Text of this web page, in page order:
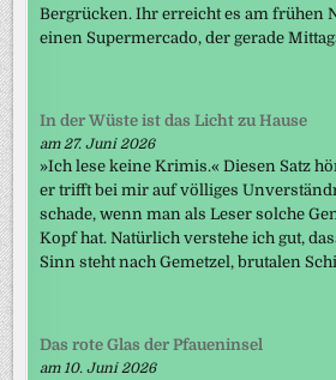
Bergrücken. Ihr erreicht es am frühen
einen Supermercado, der gerade
In der Wüste ist das Licht zu Hause
am 27. Juni 2026
»Ich lese keine Krimis.« Diesen Satz
er trifft bei mir auf völliges
schade, wenn man als Leser solche
Kopf hat. Natürlich verstehe ich gut,
Sinn steht nach Gemetzel, brutalen
Das rote Glas der Pfaueninsel
am 10. Juni 2026